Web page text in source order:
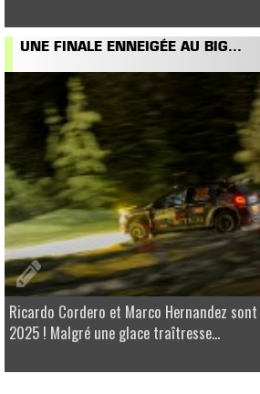
UNE FINALE ENNEIGÉE AU BIG...
Ricardo Cordero et Marco Hernandez sont
2025 ! Malgré une glace traîtresse...